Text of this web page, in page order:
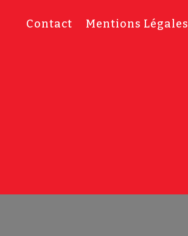
Contact Mentions Légales